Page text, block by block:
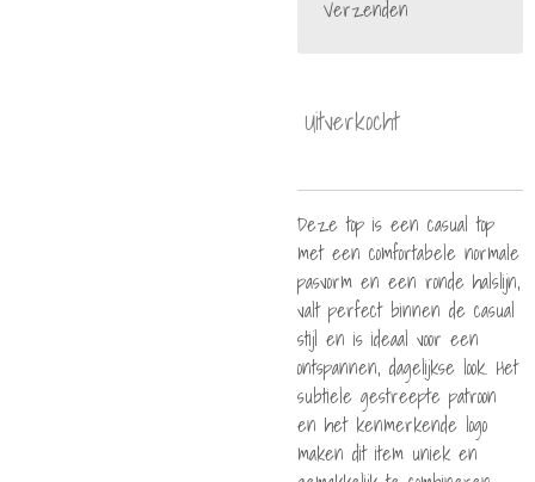
Verzenden
Uitverkocht
Deze top is een casual top
met een comfortabele normale
pasvorm en een ronde halslijn,
valt perfect binnen de casual
stijl en is ideaal voor een
ontspannen, dagelijkse look. Het
subtiele gestreepte patroon
en het kenmerkende logo
maken dit item uniek en